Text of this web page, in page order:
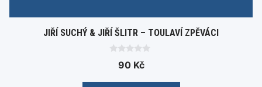
JIŘÍ SUCHÝ & JIŘÍ ŠLITR – TOULAVÍ ZPĚVÁCI
t
90 Kč